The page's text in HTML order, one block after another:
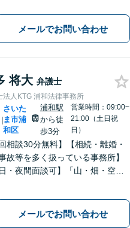
さい。
メールでお問い合わせ
将大 弁護士
法人KTG 浦和法律事務所
|
さいた
ま市浦
和区
浦和駅
から徒
歩3分
営業時間：09:00~
21:00（土日祝
日）
回相談30分無料】【相続・離婚・
故等を多く扱っている事務所】
日・夜間面談可】「山・畑・空き
メールでお問い合わせ